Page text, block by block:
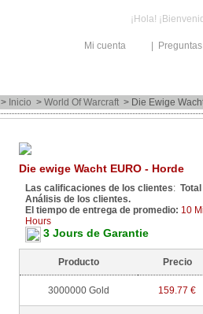
¡Hola!
Mi cuenta
> Inicio > World Of Warcraft > Die Ewige
Die ewige Wacht EURO - Horde
Las calificaciones de los clientes:
Análisis de los clientes.
El tiempo de entrega de promedio: 10
Hours
3 Jours de Garantie
Producto Precio
3000000 Gold 159.77 €